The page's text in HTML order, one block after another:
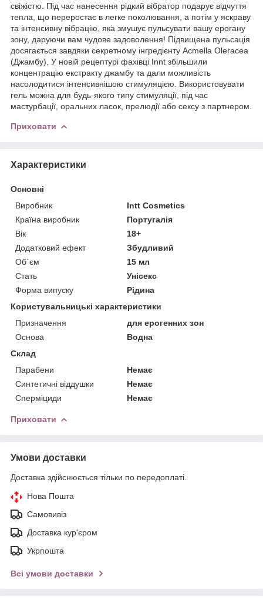
свіжістю. Під час нанесення рідкий вібратор подарує відчуття
тепла, що переростає в легке поколювання, а потім у яскраву
та інтенсивну вібрацію, яка змушує пульсувати вашу ерогану
зону, даруючи вам чудове задоволення! Підвищена пульсація
досягається завдяки секретному інгредієнту Acmella Oleracea
(Джамбу). У новій рецептурі фахівці Innt збільшили
концентрацію екстракту джамбу та дали можливість
насолодитися інтенсивнішою стимуляцією. Використовувати
гель можна для будь-якого типу стимуляції, під час
мастурбації, оральних ласок, прелюдії або сексу з партнером.
Приховати
Характеристики
Основні
Виробник
Intt Cosmetics
Країна виробник
Португалія
Вік
18+
Додатковий ефект
Збудливий
Об`єм
15 мл
Стать
Унісекс
Форма випуску
Рідина
Користувальницькі характеристики
Призначення
для ерогенних зон
Основа
Водна
Склад
Парабени
Немає
Синтетичні віддушки
Немає
Сперміциди
Немає
Приховати
Умови доставки
Доставка здійснюється тільки по передоплаті.
Нова Пошта
Самовивіз
Доставка кур'єром
Укрпошта
Всі умови доставки